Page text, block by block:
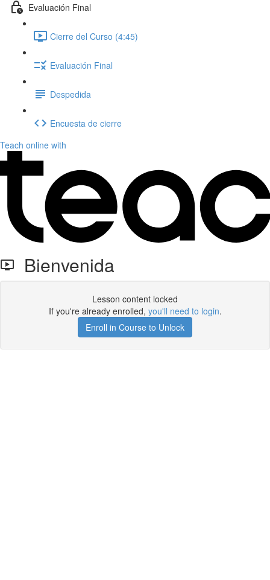
Evaluación Final
Cierre del Curso (4:45)
Evaluación Final
Despedida
Encuesta de cierre
Teach online with
Bienvenida
Lesson content locked
If you're already enrolled, you'll need to login.
Enroll in Course to Unlock